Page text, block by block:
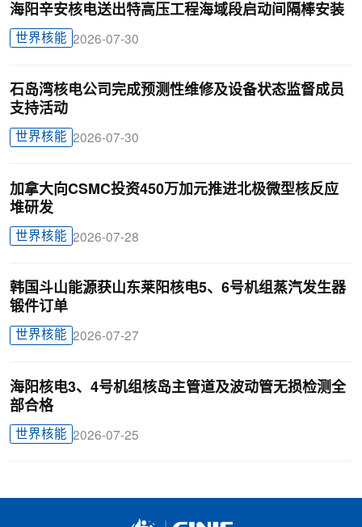
海阳辛安核电送出特高压工程海域段启动间隔棒安装
世界核能 2026-07-30
石岛湾核电公司完成预测性维修及设备状态监督成员
支持活动
世界核能 2026-07-30
加拿大向CSMC投资450万加元推进北极微型核反应
堆研发
世界核能 2026-07-28
韩国斗山能源获山东莱阳核电5、6号机组蒸汽发生器
锻件订单
世界核能 2026-07-27
海阳核电3、4号机组核岛主管道及波动管无损检测全
部合格
世界核能 2026-07-25